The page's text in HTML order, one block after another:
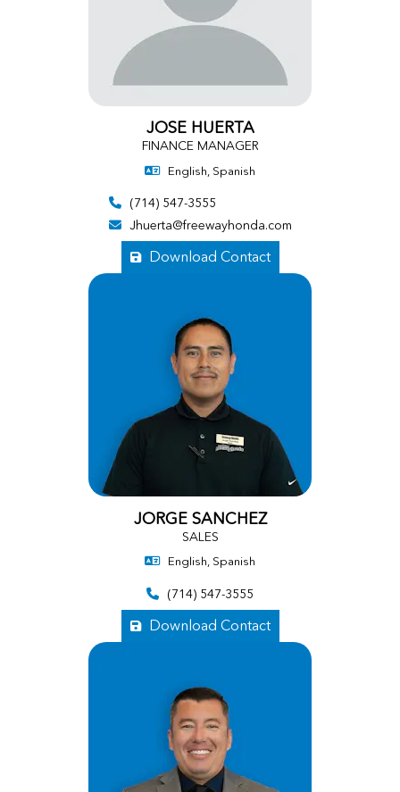
JOSE HUERTA
FINANCE MANAGER
English, Spanish
(714) 547-3555
Jhuerta@freewayhonda.com
Download Contact
JORGE SANCHEZ
SALES
English, Spanish
(714) 547-3555
Download Contact